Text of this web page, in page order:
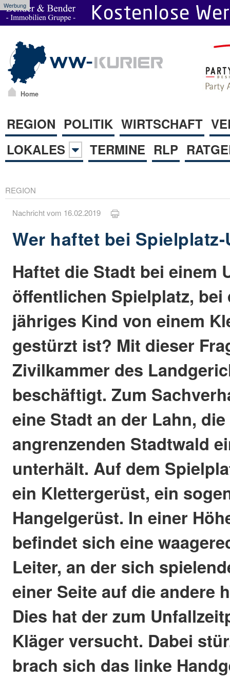
Werbung
Home
REGION POLITIK WIRTSCHAFT
LOKALES
TERMINE RLP
REGION
Nachricht vom 16.02.2019
Wer haftet bei
Haftet die Stadt bei einem
öffentlichen Spielplatz, bei
jähriges Kind von einem
gestürzt ist? Mit dieser
Zivilkammer des
beschäftigt. Zum
eine Stadt an der Lahn,
angrenzenden Stadtwald
unterhält. Auf dem
ein Klettergerüst, ein
Hangelgerüst. In einer
befindet sich eine
Leiter, an der sich
einer Seite auf die andere
Dies hat der zum
Kläger versucht. Dabei
brach sich das linke